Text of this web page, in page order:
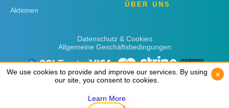
Aktionen
ÜBER UNS
Datenschutz & Cookies
Allgemeine Geschäftsbedingungen
We use cookies to provide and improve our services. By using
our site, you consent to cookies.
Learn More
x
We use cookies to provide and improve our services. By using
our site, you consent to cookies.
Learn More
x